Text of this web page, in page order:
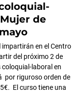
de
en el Centro
del próximo 2 de
coloquial-laboral en
por riguroso orden de
El curso tiene una